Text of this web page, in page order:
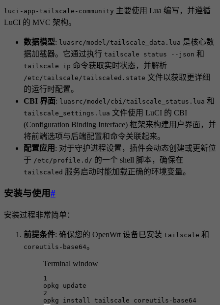
luci-app-tailscale-community 主要使用 Lua 编写，并遵循
LuCI 的 MVC 架构。
数据模型: luasrc/model/tailscale_data.lua 是核心数
据加载器。它通过执行 tailscale status --json 和
tailscale ip 命令获取实时状态，并解析
/etc/tailscale/tailscaled.state 文件以获取更详细
的运行时配置。
CBI 界面: luasrc/model/cbi/tailscale_status.lua 和
tailscale_settings.lua 文件使用 LuCI 的 CBI
(Configuration Binding Interface) 框架来构建用户界面，并
将前端选项与后端配置和命令关联起来。
配置应用 : 对于守护进程设置，插件会动态创建或更新位
于 /etc/profile.d/ 的一个 shell 脚本，确保在
tailscaled 服务启动时能加载正确的环境变量。
安装与使用#
安装过程非常简单：
前提条件: 确保您的 OpenWrt 设备已安装 tailscale 和
coreutils-base64。
Terminal window
1
opkg
update
2
opkg
install tailscale coreutils-base64